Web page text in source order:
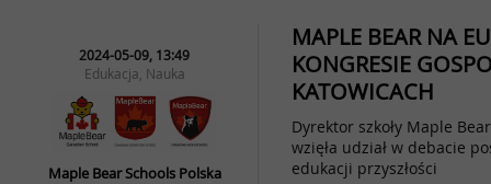
2024-05-09, 13:49
Edukacja, Nauka
Maple Bear Schools Polska
MAPLE BEAR NA
KONGRESIE
KATOWICACH
Dyrektor szkoły Maple
wzięła udział w debacie
edukacji przyszłości